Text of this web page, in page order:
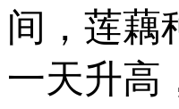
间， 莲藕
一天升高